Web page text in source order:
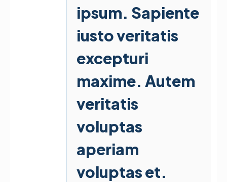
ipsum. Sapiente
iusto veritatis
excepturi
maxime. Autem
veritatis
voluptas
aperiam
voluptas et.